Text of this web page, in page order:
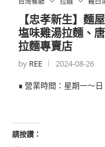
【忠孝新生】麵
塩味雞湯拉麵、
拉麵專賣店
by REE
2024-08-26
∎ 營業時間：星期一～
請按讚：